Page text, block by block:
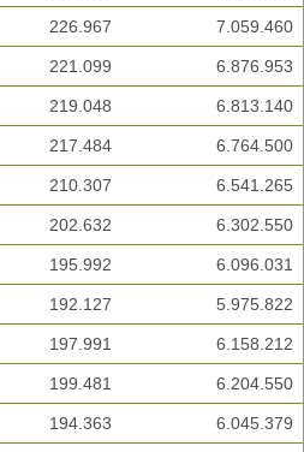
226.967 7.059.460
221.099 6.876.953
219.048 6.813.140
217.484 6.764.500
210.307 6.541.265
202.632 6.302.550
195.992 6.096.031
192.127 5.975.822
197.991 6.158.212
199.481 6.204.550
194.363 6.045.379